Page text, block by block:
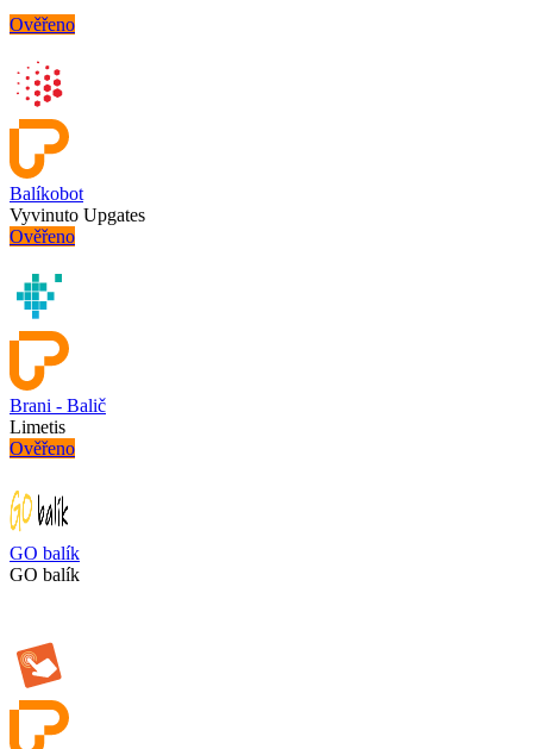
Ověřeno
Balíkobot
Vyvinuto Upgates
Ověřeno
Brani - Balič
Limetis
Ověřeno
GO balík
GO balík